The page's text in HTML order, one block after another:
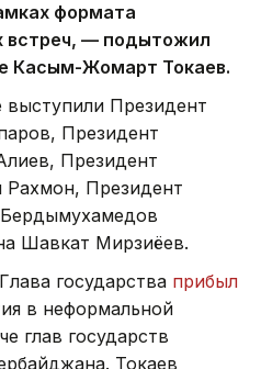
формата
встреч, — подытожил
Касым-Жомарт Токаев.
выступили Президент
Президент
Президент
Президент
Шавкат Мирзиёев.
государства прибыл
в неформальной
глав государств
Токаев